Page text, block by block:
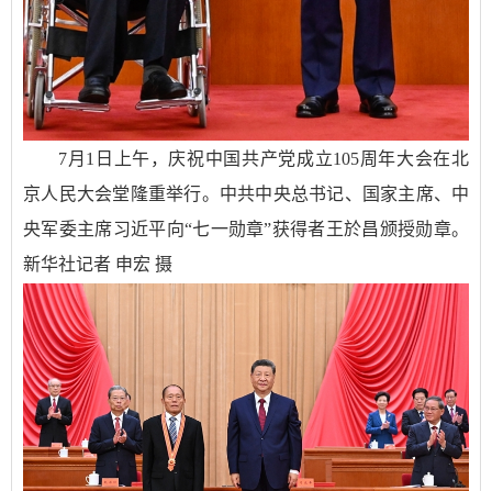
7月1日上午，庆祝中国共产党成立105周年大会在北
京人民大会堂隆重举行。中共中央总书记、国家主席、中
央军委主席习近平向“七一勋章”获得者王於昌颁授勋章。
新华社记者 申宏 摄